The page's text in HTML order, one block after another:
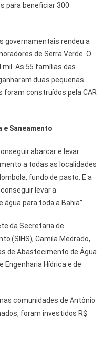
para beneficiar 300
governamentais rendeu a
de Serra Verde. O
As 55 famílias das
duas pequenas
foram construídos pela CAR
Saneamento
abarcar e levar
a todas as localidades
fundo de pasto. E a
levar a
para toda a Bahia”.
da Secretaria de
(SIHS), Camila Medrado,
de Abastecimento de Água
Engenharia Hídrica e de
comunidades de Antônio
foram investidos R$